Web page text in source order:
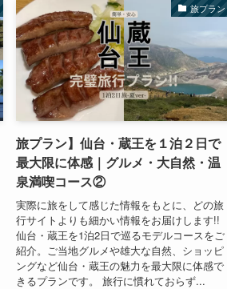
旅プラン
旅プラン】仙台・蔵王を１泊２日で
最大限に体感｜グルメ・大自然・温
泉満喫コース②
実際に旅をして感じた情報をもとに、どの旅
行サイトよりも細かい情報をお届けします!!
仙台・蔵王を1泊2日で巡るモデルコースをご
紹介。ご当地グルメや雄大な自然、ショッピ
ングなど仙台・蔵王の魅力を最大限に体感で
きるプランです。 旅行に慣れておらず...